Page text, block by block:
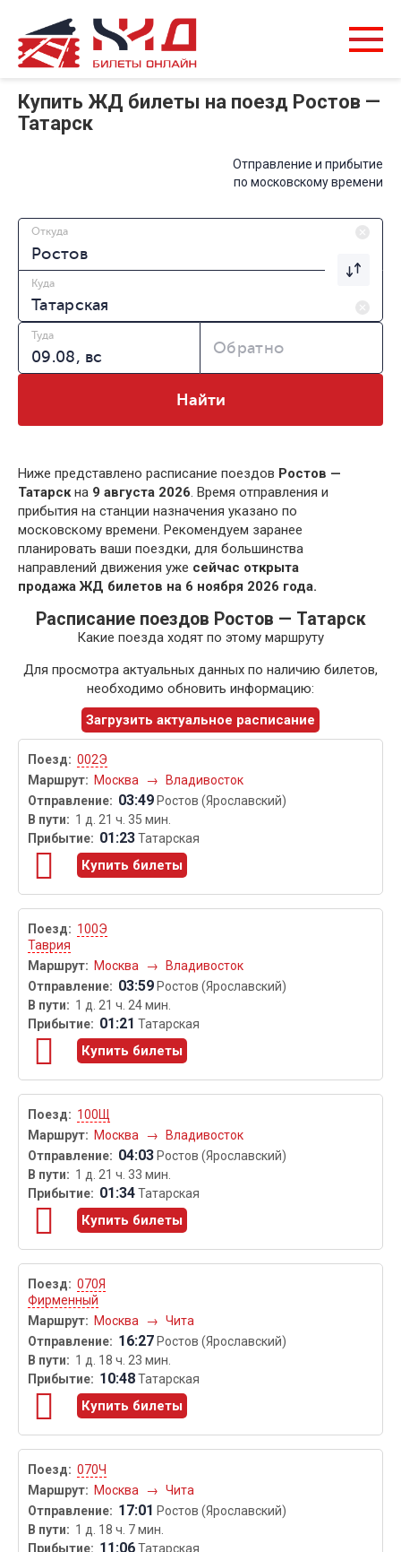
Купить ЖД билеты на поезд Ростов —
Татарск
Отправление и прибытие
по московскому времени
Откуда
Куда
Туда
Обратно
Найти
Ниже представлено расписание поездов Ростов —
Татарскна 9 августа 2026. Время отправления и
прибытия на станции назначения указано по
московскому времени. Рекомендуем заранее
планировать ваши поездки, для большинства
направлений движения уже сейчас открыта
продажа ЖД билетов на 6 ноября 2026 года.
Расписание поездов Ростов — Татарск
Какие поезда ходят по этому маршруту
Для просмотра актуальных данных по наличию билетов,
необходимо обновить информацию:
Загрузить актуальное расписание
002Э
Москва
→ Владивосток
03:49 Ростов (Ярославский)
1 д. 21 ч. 35 мин.
01:23Татарская
Купить билеты
100Э
Таврия
Москва
→ Владивосток
03:59 Ростов (Ярославский)
1 д. 21 ч. 24 мин.
01:21 Татарская
Купить билеты
100Щ
Москва
→ Владивосток
04:03 Ростов (Ярославский)
1 д. 21 ч. 33 мин.
01:34Татарская
Купить билеты
070Я
Фирменный
Москва
→ Чита
16:27 Ростов (Ярославский)
1 д. 18 ч. 23 мин.
10:48Татарская
Купить билеты
070Ч
Москва
→ Чита
17:01 Ростов (Ярославский)
1 д. 18 ч. 7 мин.
11:06Татарская